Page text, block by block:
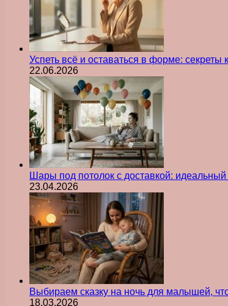
Успеть всё и оставаться в форме: секреты
22.06.2026
Шары под потолок с доставкой:
23.04.2026
Выбираем сказку на ночь для малышей,
18.03.2026